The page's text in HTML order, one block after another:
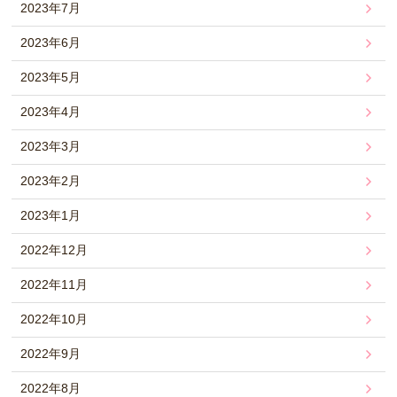
2023年7月
2023年6月
2023年5月
2023年4月
2023年3月
2023年2月
2023年1月
2022年12月
2022年11月
2022年10月
2022年9月
2022年8月